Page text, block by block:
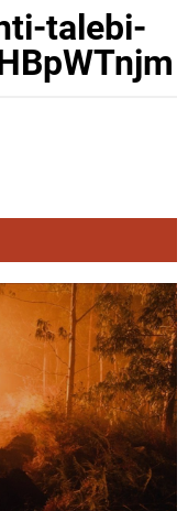
talebi-